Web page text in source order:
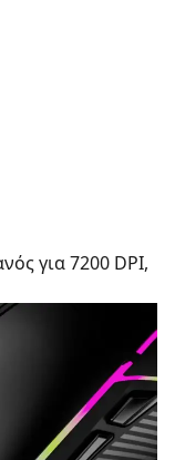
για 7200 DPI,